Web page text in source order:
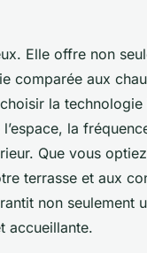
Elle offre non
comparée aux
la
la
Que vous
terrasse et aux
non seulement
accueillante.